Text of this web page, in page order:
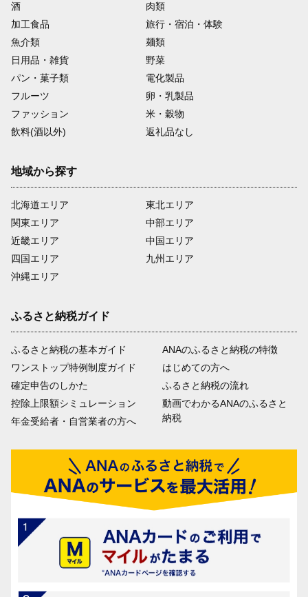
酒
肉類
加工食品
旅行・宿泊・体験
魚介類
麺類
日用品・雑貨
野菜
パン・菓子類
電化製品
フルーツ
卵・乳製品
ファッション
米・穀物
飲料(酒以外)
返礼品なし
地域から探す
北海道エリア
関東エリア
近畿エリア
四国エリア
沖縄エリア
東北エリア
中部エリア
中国エリア
九州エリア
ふるさと納税ガイド
ふるさと納税の基本ガイド
ワンストップ特例制度ガイド
確定申告のしかた
控除上限額シミュレーション
年金受給者・自営業者の方へ
ANAのふるさと納税の特徴
はじめての方へ
ふるさと納税の流れ
動画でわかるANAのふるさと
納税